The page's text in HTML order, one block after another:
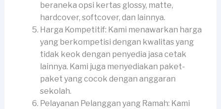
beraneka opsi kertas glossy, matte,
hardcover, softcover, dan lainnya.
Harga Kompetitif: Kami menawarkan harga
yang berkompetisi dengan kwalitas yang
tidak keok dengan penyedia jasa cetak
lainnya. Kami juga menyediakan paket-
paket yang cocok dengan anggaran
sekolah.
Pelayanan Pelanggan yang Ramah: Kami